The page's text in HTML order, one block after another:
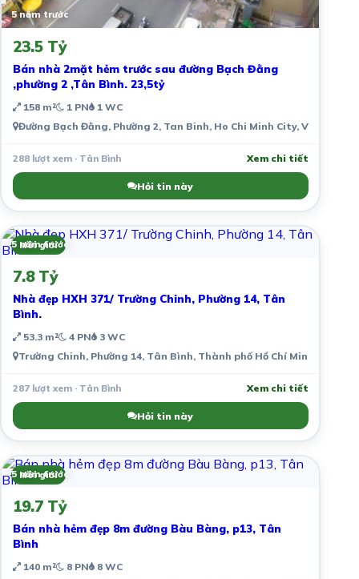
5 năm trước
23.5 Tỷ
Bán nhà 2mặt hẻm trước sau đường Bạch Đằng
,phường 2 ,Tân Bình. 23,5tỷ
158 m² 1 PN 1 WC
Đường Bạch Đằng, Phường 2, Tan Binh, Ho Chi Minh City, Vietnam
288 lượt xem · Tân Bình Xem chi tiết
Hỏi tin này
Môi giới
5 năm trước
7.8 Tỷ
Nhà đẹp HXH 371/ Trường Chinh, Phường 14, Tân
Bình.
53.3 m² 4 PN 3 WC
Trường Chinh, Phường 14, Tân Bình, Thành phố Hồ Chí Minh, Việt
287 lượt xem · Tân Bình Xem chi tiết
Hỏi tin này
Môi giới
5 năm trước
19.7 Tỷ
Bán nhà hẻm đẹp 8m đường Bàu Bàng, p13, Tân
Bình
140 m² 8 PN 8 WC